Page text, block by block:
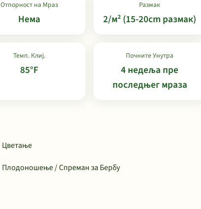
Отпорност на Мраз
Нема
Размак
2/м² (15-20cm размак)
Темп. Клиј.
85°F
Почните Унутра
4 недеља пре
последњег мраза
Цветање
Плодоношење / Спреман за Бербу